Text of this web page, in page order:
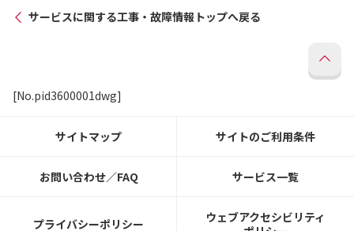
サービスに関する工事・故障情報トップへ戻る
[No.pid3600001dwg]
サイトマップ サイトのご利用条件
お問い合わせ／FAQ サービス一覧
プライバシーポリシー
ウェブアクセシビリティ